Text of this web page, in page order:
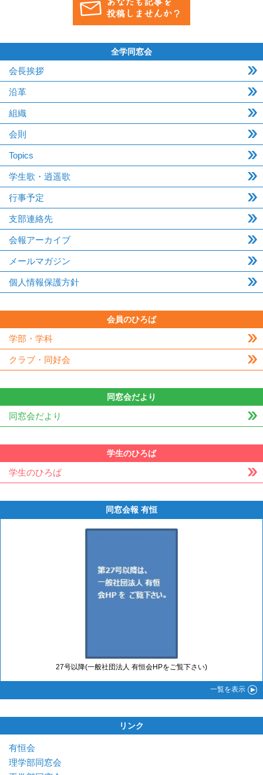
全学同窓会
会長挨拶
沿革
組織
会則
Topics
学生歌・逍遥歌
行事予定
支部連絡先
会報アーカイブ
メールマガジン
個人情報保護方針
会員のひろば
学部・学科
クラブ・同好会
同窓会だより
同窓会だより
学生のひろば
学生のひろば
同窓会報 有恒
27号以降(一般社団法人 有恒会HPをご覧下さい)
一覧を表示
リンク
有恒会
理学部同窓会